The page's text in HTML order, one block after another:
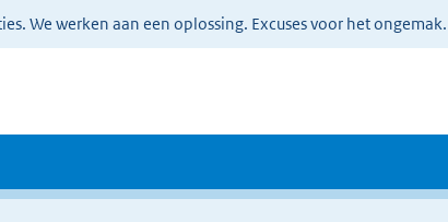
We werken aan een oplossing. Excuses voor het ongemak.